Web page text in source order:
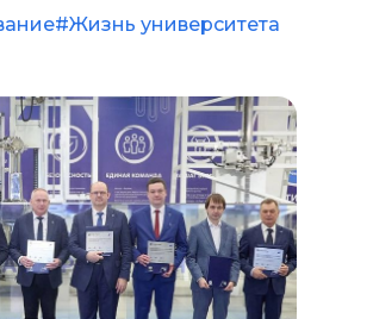
#Жизнь университета